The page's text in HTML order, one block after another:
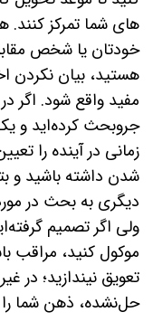
های شما تمرکز
خودتان یا شخص
هستید، بیان نکردن
مفید واقع شود. اگر
جروبحث کرده‌­اید و
زمانی در آینده را
شدن داشته باشید و
دیگری به بحث در
ولی اگر تصمیم
موکول کنید، مراقب
تعویق نیندازید؛ در
حل‌نشده، ذهن شما